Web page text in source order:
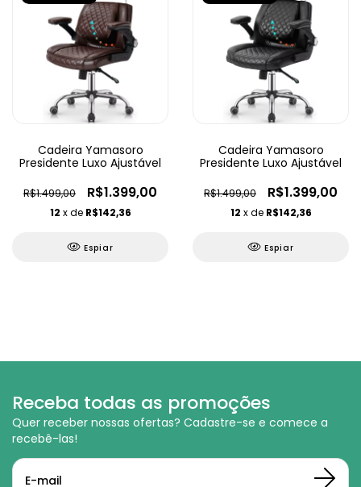
Cadeira Yamasoro
Presidente Luxo Ajustável
R$1.499,00 R$1.399,00
12 x de R$142,36
Espiar
Cadeira Yamasoro
Presidente Luxo Ajustável
R$1.499,00 R$1.399,00
12 x de R$142,36
Espiar
Receba todas as promoções
Quer receber nossas ofertas? Cadastre-se e comece a
recebê-las!